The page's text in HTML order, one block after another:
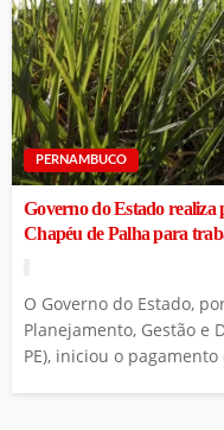
PERNAMBUCO
Governo do Estado realiza
Chapéu de Palha para
O Governo do Estado,
Planejamento, Gestão e
PE), iniciou o